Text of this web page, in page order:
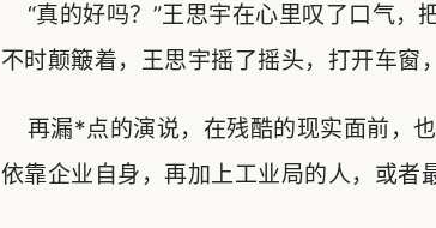
“真的好吗？”王思宇在心里叹了口气，
不时颠簸着，王思宇摇了摇头，打开车窗
再漏*点的演说，在残酷的现实面前，
依靠企业自身，再加上工业局的人，或